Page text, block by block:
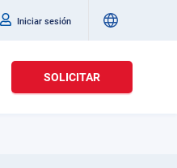
Iniciar sesión
SOLICITAR